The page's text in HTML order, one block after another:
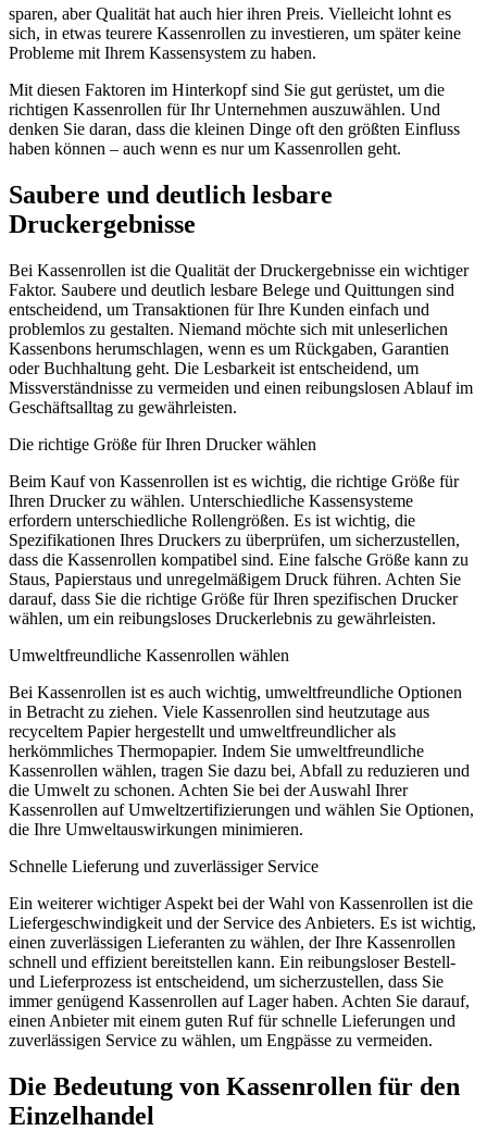
sparen, aber Qualität hat auch hier ihren Preis. Vielleicht lohnt es
sich, in etwas teurere Kassenrollen zu investieren, um später keine
Probleme mit Ihrem Kassensystem zu haben.
Mit diesen Faktoren im Hinterkopf sind Sie gut gerüstet, um die
richtigen Kassenrollen für Ihr Unternehmen auszuwählen. Und
denken Sie daran, dass die kleinen Dinge oft den größten Einfluss
haben können – auch wenn es nur um Kassenrollen geht.
Saubere und deutlich lesbare
Druckergebnisse
Bei Kassenrollen ist die Qualität der Druckergebnisse ein wichtiger
Faktor. Saubere und deutlich lesbare Belege und Quittungen sind
entscheidend, um Transaktionen für Ihre Kunden einfach und
problemlos zu gestalten. Niemand möchte sich mit unleserlichen
Kassenbons herumschlagen, wenn es um Rückgaben, Garantien
oder Buchhaltung geht. Die Lesbarkeit ist entscheidend, um
Missverständnisse zu vermeiden und einen reibungslosen Ablauf im
Geschäftsalltag zu gewährleisten.
Die richtige Größe für Ihren Drucker wählen
Beim Kauf von Kassenrollen ist es wichtig, die richtige Größe für
Ihren Drucker zu wählen. Unterschiedliche Kassensysteme
erfordern unterschiedliche Rollengrößen. Es ist wichtig, die
Spezifikationen Ihres Druckers zu überprüfen, um sicherzustellen,
dass die Kassenrollen kompatibel sind. Eine falsche Größe kann zu
Staus, Papierstaus und unregelmäßigem Druck führen. Achten Sie
darauf, dass Sie die richtige Größe für Ihren spezifischen Drucker
wählen, um ein reibungsloses Druckerlebnis zu gewährleisten.
Umweltfreundliche Kassenrollen wählen
Bei Kassenrollen ist es auch wichtig, umweltfreundliche Optionen
in Betracht zu ziehen. Viele Kassenrollen sind heutzutage aus
recyceltem Papier hergestellt und umweltfreundlicher als
herkömmliches Thermopapier. Indem Sie umweltfreundliche
Kassenrollen wählen, tragen Sie dazu bei, Abfall zu reduzieren und
die Umwelt zu schonen. Achten Sie bei der Auswahl Ihrer
Kassenrollen auf Umweltzertifizierungen und wählen Sie Optionen,
die Ihre Umweltauswirkungen minimieren.
Schnelle Lieferung und zuverlässiger Service
Ein weiterer wichtiger Aspekt bei der Wahl von Kassenrollen ist die
Liefergeschwindigkeit und der Service des Anbieters. Es ist wichtig,
einen zuverlässigen Lieferanten zu wählen, der Ihre Kassenrollen
schnell und effizient bereitstellen kann. Ein reibungsloser Bestell-
und Lieferprozess ist entscheidend, um sicherzustellen, dass Sie
immer genügend Kassenrollen auf Lager haben. Achten Sie darauf,
einen Anbieter mit einem guten Ruf für schnelle Lieferungen und
zuverlässigen Service zu wählen, um Engpässe zu vermeiden.
Die Bedeutung von Kassenrollen für den
Einzelhandel